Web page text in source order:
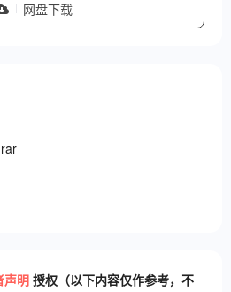
网盘下载
声明 授权（以下内容仅作参考，不